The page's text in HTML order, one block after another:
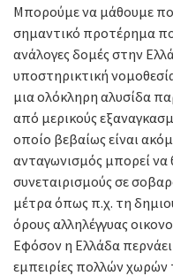
Μπορούμε να μάθουμε
σημαντικό προτέρημα
ανάλογες δομές στην
υποστηρικτική
μια ολόκληρη αλυσίδα
από μερικούς
οποίο βεβαίως είναι
ανταγωνισμός μπορεί να
συνεταιρισμούς σε
μέτρα όπως π.χ. τη
όρους αλληλέγγυας
Εφόσον η Ελλάδα
εμπειρίες πολλών χωρών